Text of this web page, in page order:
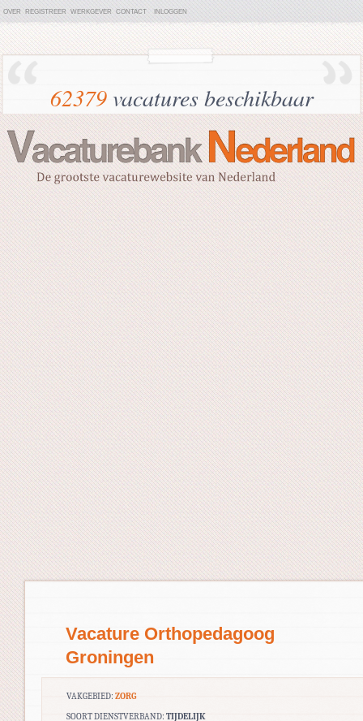
OVER REGISTREER WERKGEVER CONTACT INLOGGEN
62379vacatures beschikbaar
Vacature Orthopedagoog
Groningen
VAKGEBIED: ZORG
SOORT DIENSTVERBAND: TIJDELIJK